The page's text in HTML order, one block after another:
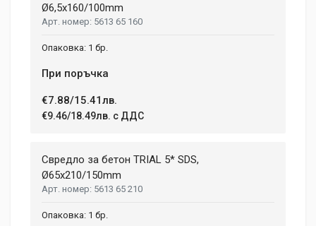
Ø6,5x160/100mm
5613 65 160
1 бр.
При поръчка
€7.88/15.41лв.
€9.46/18.49лв. с ДДС
Свредло за бетон TRIAL 5* SDS,
Ø65х210/150mm
5613 65 210
1 бр.